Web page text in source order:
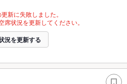
新に失敗しました。
状況を更新してください。
況を更新する